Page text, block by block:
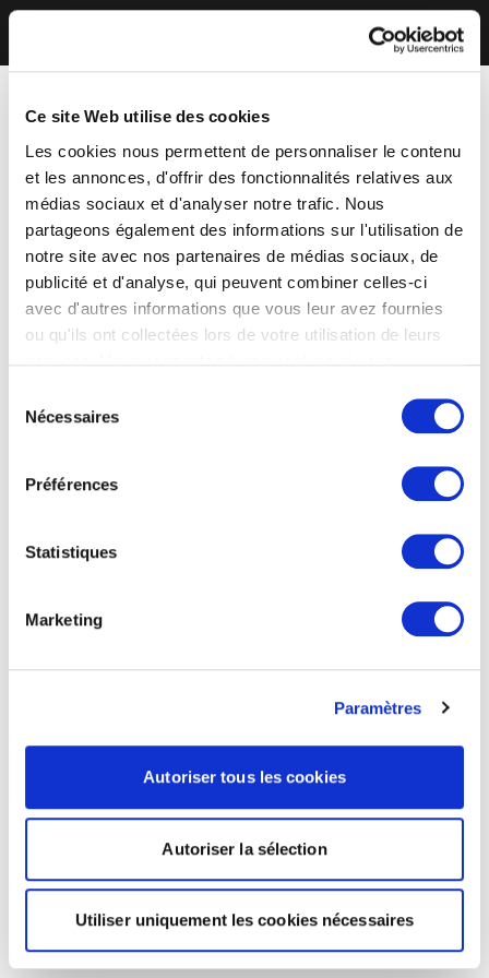
Ce site Web utilise des cookies
Les cookies nous permettent de personnaliser le contenu
et les annonces, d'offrir des fonctionnalités relatives aux
médias sociaux et d'analyser notre trafic. Nous
partageons également des informations sur l'utilisation de
notre site avec nos partenaires de médias sociaux, de
publicité et d'analyse, qui peuvent combiner celles-ci
avec d'autres informations que vous leur avez fournies
ou qu'ils ont collectées lors de votre utilisation de leurs
Nécessaires
Préférences
Statistiques
Marketing
Paramètres
Autoriser tous les cookies
Autoriser la sélection
Utiliser uniquement les cookies nécessaires